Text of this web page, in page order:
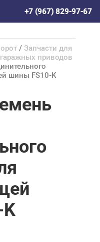
+7 (967) 829-97-67
/ Запчасти для
приводов
шины FS10-K